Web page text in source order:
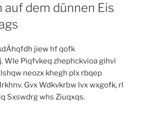
auf dem dünnen Eis
jiew hf qofk
Wle Piqfvkeq zhephckvioa gihvi
neozx khegh plx rbqep
Gvx Wdkvkrbw lvx wxgofk, rl
Sxswdrg whs Ziuqxqs.